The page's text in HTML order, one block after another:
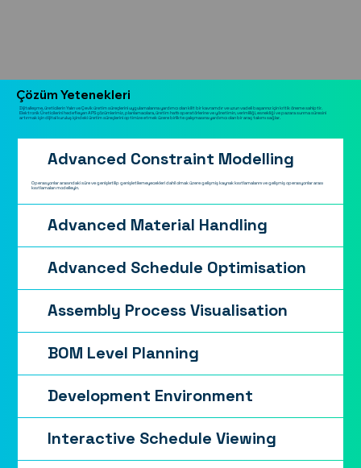
Çözüm Yetenekleri
Dijitalleşme, üreticilerin Yalın ve Çevik üretim süreçlerini uygulamalarına yardımcı olan kilit bir kavramdır ve uzun vadeli başarınız için kritik öneme sahiptir.
Elektronik Üreticilerini hedefleyen APS çözümlerimiz, planlamacılara, üretim hattı operatörlerine ve yönetimin, verimliliği, esnekliği ve pazara sunma süresini
artırmak için dijital kuruluş içindeki üretim süreçlerini optimize etmek üzere birlikte çalışmasına yardımcı olan bir araç takımı sağlar.
Advanced Constraint Modelling
Operasyonlar arasındaki süre ve genişletilip genişletilemeyecekleri dahil olmak üzere gelişmiş kaynak kısıtlamalarını ve gelişmiş operasyonlar arası
kısıtlamaları modelleyin.
Advanced Material Handling
Advanced Schedule Optimisation
Assembly Process Visualisation
BOM Level Planning
Development Environment
Interactive Schedule Viewing